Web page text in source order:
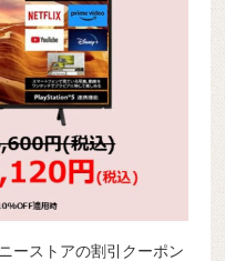
ーストアの割引クーポン